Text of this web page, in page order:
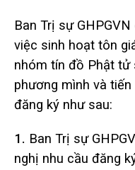
Ban Trị sự
việc sinh hoạt tôn
nhóm tín đồ Phật tử
phương mình và
đăng ký như sau:
1. Ban Trị sự
nghị nhu cầu đăng